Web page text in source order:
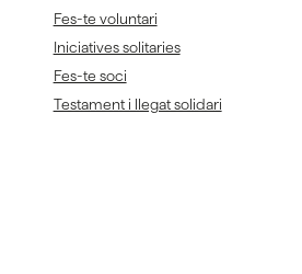
Fes-te voluntari
Iniciatives solitaries
Fes-te soci
Testament i llegat solidari